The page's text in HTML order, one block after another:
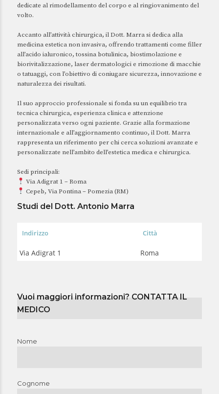
dedicate al rimodellamento del corpo e al ringiovanimento del
volto.
Accanto all’attività chirurgica, il Dott. Marra si dedica alla
medicina estetica non invasiva, offrendo trattamenti come filler
all’acido ialuronico, tossina botulinica, biostimolazione e
biorivitalizzazione, laser dermatologici e rimozione di macchie
o tatuaggi, con l’obiettivo di coniugare sicurezza, innovazione e
naturalezza dei risultati.
Il suo approccio professionale si fonda su un equilibrio tra
tecnica chirurgica, esperienza clinica e attenzione
personalizzata verso ogni paziente. Grazie alla formazione
internazionale e all’aggiornamento continuo, il Dott. Marra
rappresenta un riferimento per chi cerca soluzioni avanzate e
personalizzate nell’ambito dell’estetica medica e chirurgica.
Sedi principali:
Via Adigrat 1 – Roma
Cepeb, Via Pontina – Pomezia (RM)
Studi del Dott. Antonio Marra
Indirizzo Città
Via Adigrat 1 Roma
Vuoi maggiori informazioni? CONTATTA IL
MEDICO
Nome
Cognome